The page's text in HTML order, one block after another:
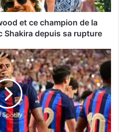
et ce champion de la
Shakira depuis sa rupture